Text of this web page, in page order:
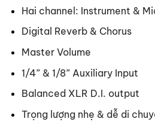
Hai channel: Instrument &
Digital Reverb & Chorus
Master Volume
1/4” & 1/8” Auxiliary Input
Balanced XLR D.I. output
Trọng lượng nhẹ & dễ di